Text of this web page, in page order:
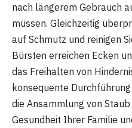
nach längerem Gebrauch
müssen. Gleichzeitig
auf Schmutz und reinigen
Bürsten erreichen Ecken
das Freihalten von
konsequente
die Ansammlung von
Gesundheit Ihrer Familie